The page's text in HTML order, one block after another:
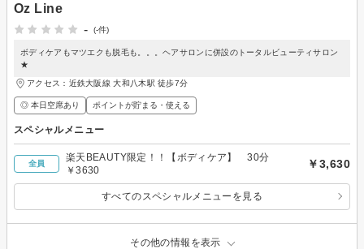
Oz Line
-
(-件)
ボディケアもマツエクも脱毛も。。。ヘアサロンに併設のトータルビューティサロン
★
アクセス：近鉄大阪線 大和八木駅 徒歩7分
◎ 本日空席あり ポイントが貯まる・使える
スペシャルメニュー
全員
楽天BEAUTY限定！！【ボディケア】 30分
￥3630
￥3,630
すべてのスペシャルメニューを見る
その他の情報を表示